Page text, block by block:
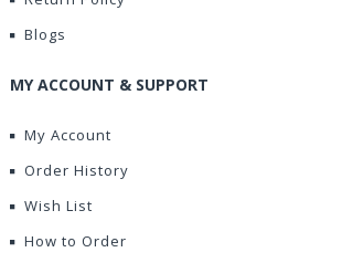
Blogs
MY ACCOUNT & SUPPORT
My Account
Order History
Wish List
How to Order